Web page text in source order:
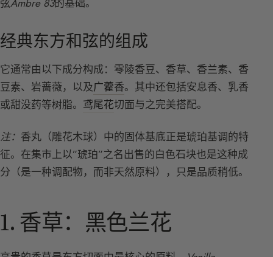
弦Ambre 83的基础。
经典东方和弦的组成
它通常由以下成分构成：零陵香豆、香草、香兰素、香
豆素、岩蔷薇，以及广藿香。其中还包括安息香、乳香
或甜没药等树脂。 鸢尾花切面与之完美搭配。
注： 香丸（雕花木球）中的固体基底正是琥珀基调的特
征。在集市上以”琥珀”之名出售的白色石块也是这种成
分（是一种调配物，而非天然原料），只是品质稍低。
1. 香草：黑色兰花